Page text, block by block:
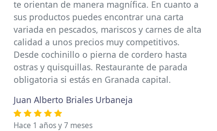
te orientan de manera magnífica. En cuanto a
sus productos puedes encontrar una carta
variada en pescados, mariscos y carnes de alta
calidad a unos precios muy competitivos.
Desde cochinillo o pierna de cordero hasta
ostras y quisquillas. Restaurante de parada
obligatoria si estás en Granada capital.
Juan Alberto Briales Urbaneja
Hace 1 años y 7 meses